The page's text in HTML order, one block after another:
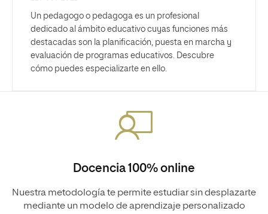
Un pedagogo o pedagoga es un profesional
dedicado al ámbito educativo cuyas funciones más
destacadas son la planificación, puesta en marcha y
evaluación de programas educativos. Descubre
cómo puedes especializarte en ello.
Docencia 100% online
Nuestra metodología te permite estudiar sin desplazarte
mediante un modelo de aprendizaje personalizado